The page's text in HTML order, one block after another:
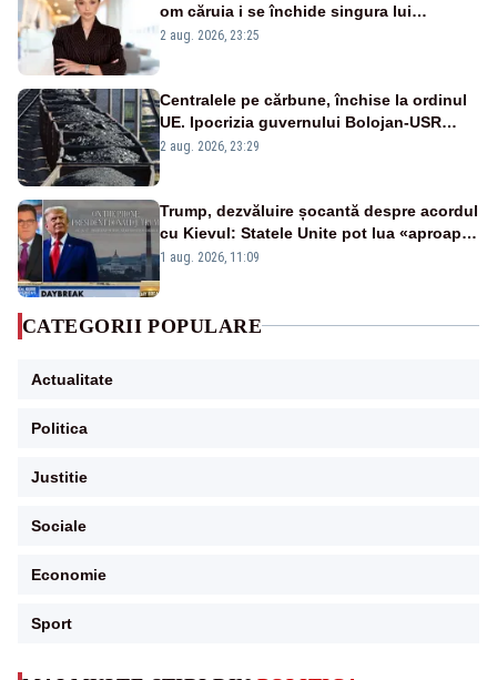
om căruia i se închide singura lui
portiță?”
2 aug. 2026, 23:25
Centralele pe cărbune, închise la ordinul
UE. Ipocrizia guvernului Bolojan-USR
după starea de alertă
2 aug. 2026, 23:29
Trump, dezvăluire șocantă despre acordul
cu Kievul: Statele Unite pot lua «aproape
tot ce vor» din minele Ucrainei”
1 aug. 2026, 11:09
CATEGORII POPULARE
Actualitate
Politica
Justitie
Sociale
Economie
Sport